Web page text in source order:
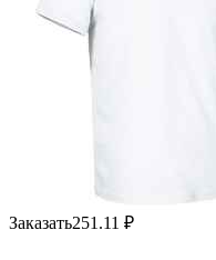
Заказать251.11 ₽